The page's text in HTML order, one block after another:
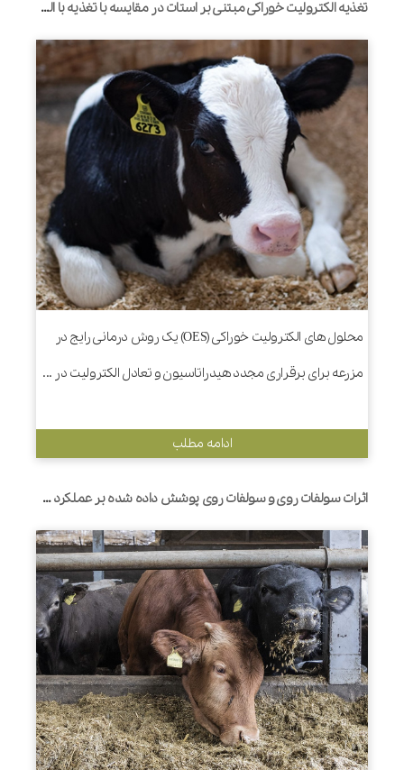
تغذیه الکترولیت خوراکی مبتنی بر استات در مقایسه با تغذیه با الکترولیت خوراکی مبتنی بر بیکربنات، پتانسیل رشد باکتری اشرشیاکلی را در شیردان گوساله‌هایی که تنها با الکترولیت‌های خوراکی تغذیه می‌شوند، کاهش می‌دهد
محلول های الکترولیت خوراکی (OES) یک روش درمانی رایج در
مزرعه برای برقراری مجدد هیدراتاسیون و تعادل الکترولیت در ...
ادامه مطلب
اثرات سولفات روی و سولفات روی پوشش داده شده بر عملکرد شیردهی، هضم مواد مغذی و تخمیر شکمبه گاوهای شیری هلشتاین